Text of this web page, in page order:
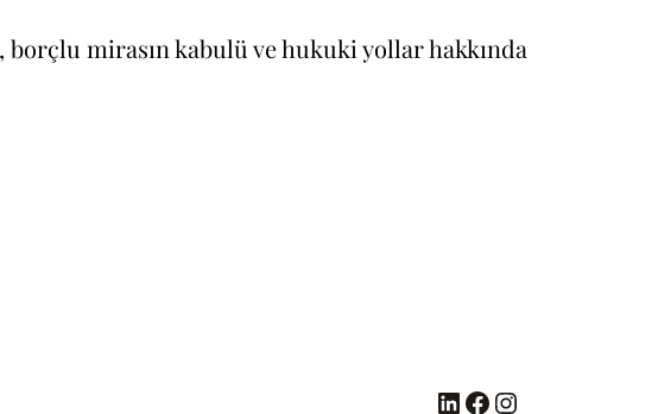
mirasın kabulü ve hukuki yollar hakkında
LinkedIn Facebook Instagram